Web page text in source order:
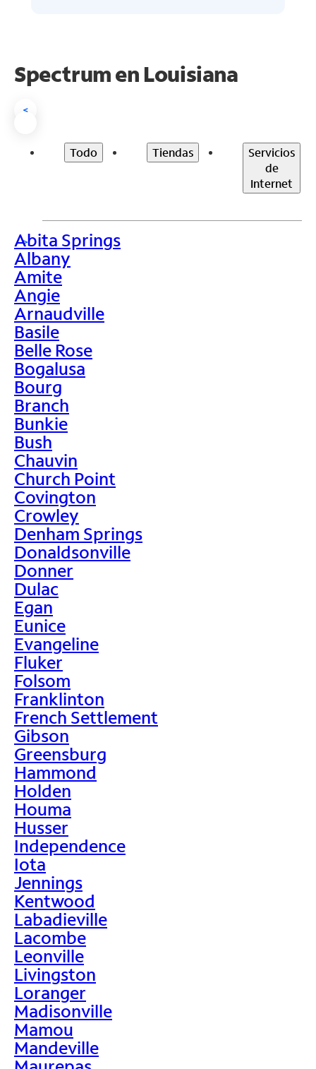
Spectrum en Louisiana
<
Todo Tiendas
Servicios
de
Internet
>
Abita Springs
Albany
Amite
Angie
Arnaudville
Basile
Belle Rose
Bogalusa
Bourg
Branch
Bunkie
Bush
Chauvin
Church Point
Covington
Crowley
Denham Springs
Donaldsonville
Donner
Dulac
Egan
Eunice
Evangeline
Fluker
Folsom
Franklinton
French Settlement
Gibson
Greensburg
Hammond
Holden
Houma
Husser
Independence
Iota
Jennings
Kentwood
Labadieville
Lacombe
Leonville
Livingston
Loranger
Madisonville
Mamou
Mandeville